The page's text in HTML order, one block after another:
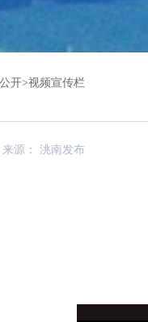
开>视频宣传栏
来源：洮南发布